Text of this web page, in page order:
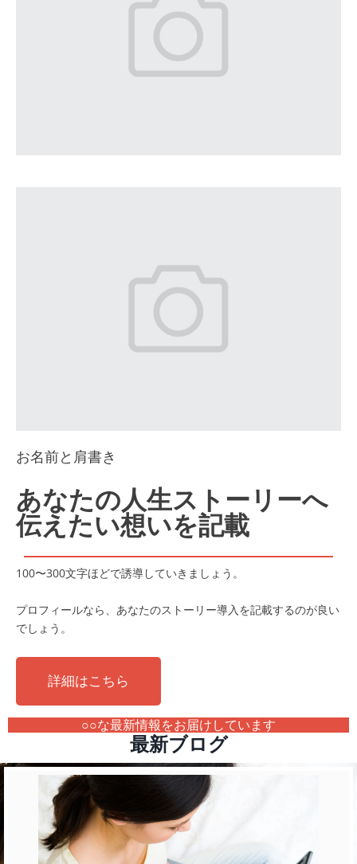
お名前と肩書き
あなたの人生ストーリーへ
伝えたい想いを記載
100〜300文字ほどで誘導していきましょう。
プロフィールなら、あなたのストーリー導入を記載するのが良い
でしょう。
詳細はこちら
○○な最新情報をお届けしています
最新ブログ